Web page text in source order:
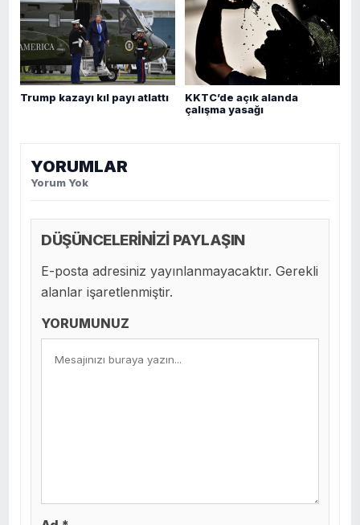
Trump kazayı kıl payı atlattı
KKTC’de açık alanda
çalışma yasağı
YORUMLAR
Yorum Yok
DÜŞÜNCELERİNİZİ PAYLAŞIN
E-posta adresiniz yayınlanmayacaktır. Gerekli
alanlar işaretlenmiştir.
YORUMUNUZ